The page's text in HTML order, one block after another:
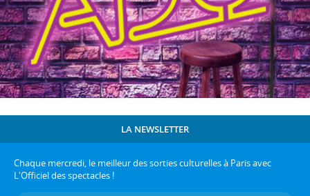
LA NEWSLETTER
Chaque mercredi, le meilleur des sorties culturelles à Paris avec
L'Officiel des spectacles !